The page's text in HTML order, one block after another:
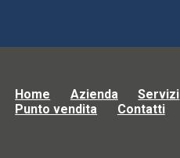
Home Azienda Servizi
Punto vendita
Contatti